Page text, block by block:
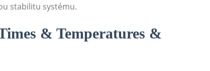
stabilitu systému.
& Temperatures &